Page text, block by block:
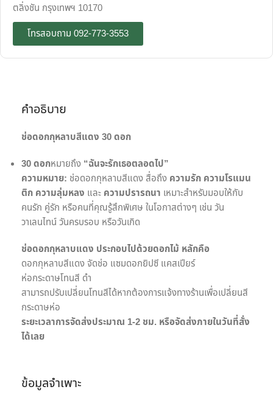
ตลิ่งชัน กรุงเทพฯ 10170
โทรสอบถาม 092-773-3553
ข้อมูลจำเพาะ
คำอธิบาย
ช่อดอกกุหลาบสีแดง 30 ดอก
30ดอกหมายถึง “ฉันจะรักเธอตลอดไป”
ความหมาย: ช่อดอกกุหลาบสีแดง สื่อถึง ความรัก ความโรแมน
ติก ความลุ่มหลง และ ความปรารถนา เหมาะสำหรับมอบให้กับ
คนรัก คู่รัก หรือคนที่คุณรู้สึกพิเศษ ในโอกาสต่างๆ เช่น วัน
วาเลนไทน์ วันครบรอบ หรือวันเกิด
ช่อดอกกุหลาบแดง ประกอบไปด้วยดอกไม้ หลักคือ
ดอกกุหลาบสีแดง จัดช่อ แซมดอกยิปซี แคสเปียร์
ห่อกระดาษโทนสี ดำ
สามารถปรับเปลี่ยนโทนสีได้หากต้องการแจ้งทางร้านเพื่อเปลี่ยนสี
กระดาษห่อ
ระยะเวลาการจัดส่งประมาณ 1-2 ชม. หรือจัดส่งภายในวันที่สั่ง
ได้เลย